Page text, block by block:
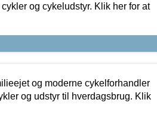
og cykeludstyr. Klik her for at
og moderne cykelforhandler
og udstyr til hverdagsbrug. Klik